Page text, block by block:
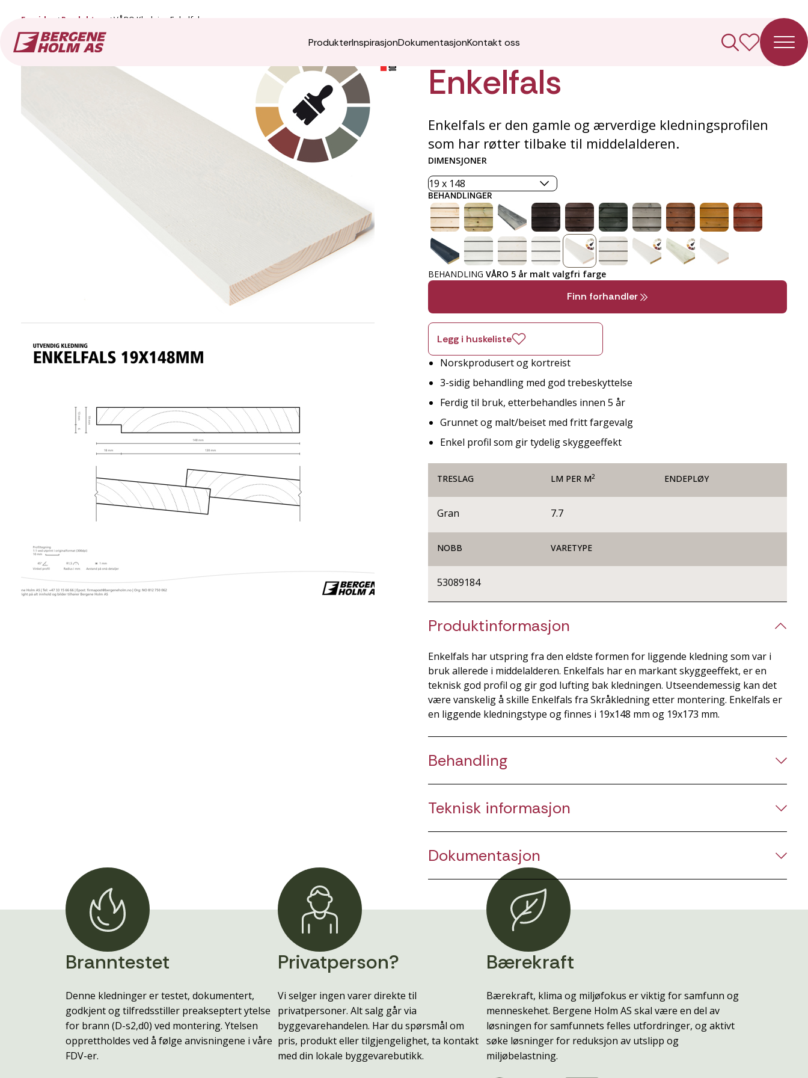
ProdukterInspirasjonDokumentasjonKontakt oss
Forside Produkter VÅRO Kledning Enkelfals
VÅRO Kledning
Enkelfals
Enkelfals er den gamle og ærverdige kledningsprofilen
som har røtter tilbake til middelalderen.
DIMENSJONER
BEHANDLINGER
BEHANDLING VÅRO 5 år malt valgfri farge
Finn forhandler
Legg i huskeliste
Norskprodusert og kortreist
3-sidig behandling med god trebeskyttelse
Ferdig til bruk, etterbehandles innen 5 år
Grunnet og malt/beiset med fritt fargevalg
Enkel profil som gir tydelig skyggeeffekt
TRESLAG LM PER M2 ENDEPLØY
Gran 7.7
NOBB VARETYPE
53089184
Produktinformasjon
Enkelfals har utspring fra den eldste formen for liggende kledning som var i
bruk allerede i middelalderen. Enkelfals har en markant skyggeeffekt, er en
teknisk god profil og gir god lufting bak kledningen. Utseendemessig kan det
være vanskelig å skille Enkelfals fra Skråkledning etter montering. Enkelfals er
en liggende kledningstype og finnes i 19x148 mm og 19x173 mm.
Behandling
Teknisk informasjon
Dokumentasjon
Branntestet
Denne kledninger er testet, dokumentert,
godkjent og tilfredsstiller preakseptert ytelse
for brann (D-s2,d0) ved montering. Ytelsen
opprettholdes ved å følge anvisningene i våre
FDV-er.
Privatperson?
Vi selger ingen varer direkte til
privatpersoner. Alt salg går via
byggevarehandelen. Har du spørsmål om
pris, produkt eller tilgjengelighet, ta kontakt
med din lokale byggevarebutikk.
Bærekraft
Bærekraft, klima og miljøfokus er viktig for samfunn og
menneskehet. Bergene Holm AS skal være en del av
løsningen for samfunnets felles utfordringer, og aktivt
søke løsninger for reduksjon av utslipp og
miljøbelastning.